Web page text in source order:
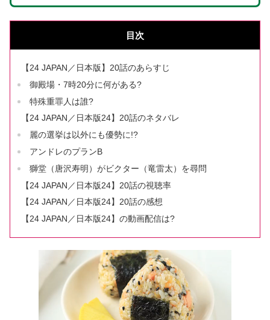
目次
【24 JAPAN／日本版】20話のあらすじ
御殿場・7時20分に何がある?
特殊重罪人は誰?
【24 JAPAN／日本版24】20話のネタバレ
麗の選挙は以外にも優勢に!?
アンドレのプランB
獅堂（唐沢寿明）がビクター（竜雷太）を尋問
【24 JAPAN／日本版24】20話の視聴率
【24 JAPAN／日本版24】20話の感想
【24 JAPAN／日本版24】の動画配信は?